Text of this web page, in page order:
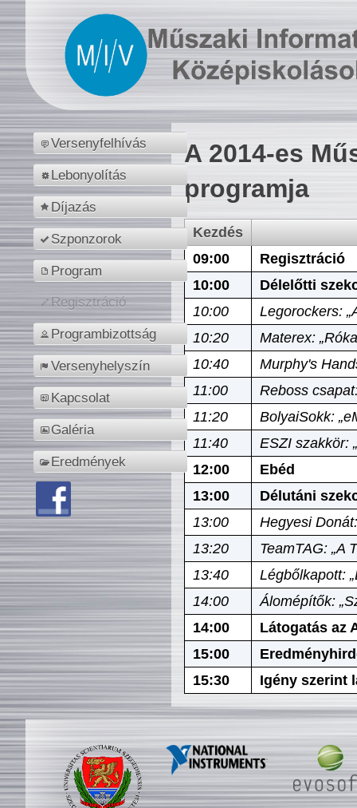
Versenyfelhívás
Lebonyolítás
Díjazás
Szponzorok
Program
Regisztráció
Programbizottság
Versenyhelyszín
Kapcsolat
Galéria
Eredmények
A 2014-es
programja
Kezdés
09:00
Regisztráció
10:00
Délelőtti
10:00
Legorockers:
10:20
Materex:
10:40
Murphy's
11:00
Reboss
11:20
BolyaiSokk:
11:40
ESZI szakkör:
12:00
Ebéd
13:00
Délutáni
13:00
Hegyesi
13:20
TeamTAG: „A
13:40
Légbőlkapott:
14:00
Álomépítők:
14:00
Látogatás az
15:00
15:30
Igény szerint